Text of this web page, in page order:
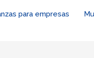
para empresas